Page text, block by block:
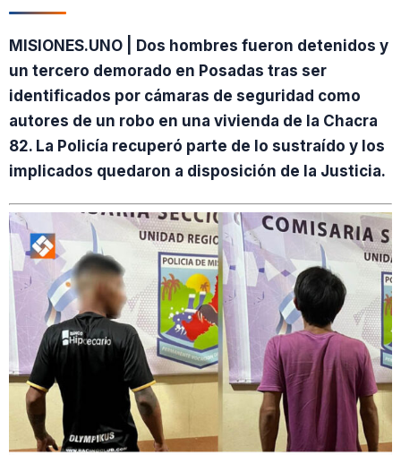
MISIONES.UNO | Dos hombres fueron detenidos y
un tercero demorado en Posadas tras ser
identificados por cámaras de seguridad como
autores de un robo en una vivienda de la Chacra
82. La Policía recuperó parte de lo sustraído y los
implicados quedaron a disposición de la Justicia.